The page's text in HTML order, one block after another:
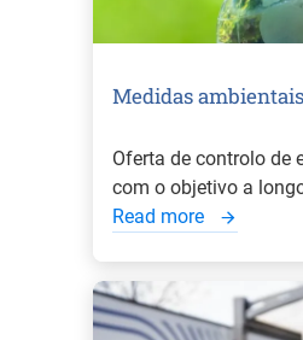
Medidas ambientais
Oferta de controlo de
com o objetivo a
Read more